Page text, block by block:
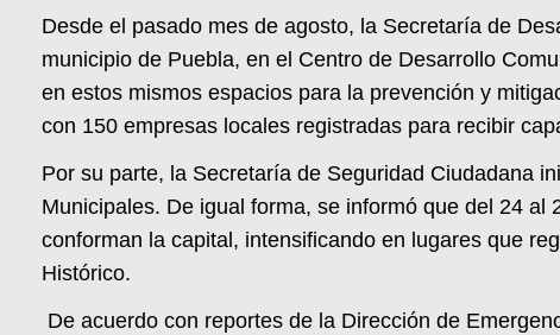
Desde el pasado mes de agosto, la Secretaría de
municipio de Puebla, en el Centro de Desarrollo
en estos mismos espacios para la prevención y
con 150 empresas locales registradas para recibir
Por su parte, la Secretaría de Seguridad Ciudadana
Municipales. De igual forma, se informó que del 24
conforman la capital, intensificando en lugares que
Histórico.
De acuerdo con reportes de la Dirección de